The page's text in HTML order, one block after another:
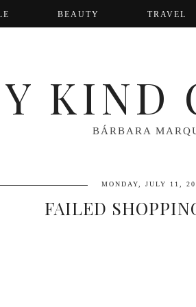
BEAUTY TRAVEL
KIND
BÁRBARA
MONDAY, JULY 11,
FAILED